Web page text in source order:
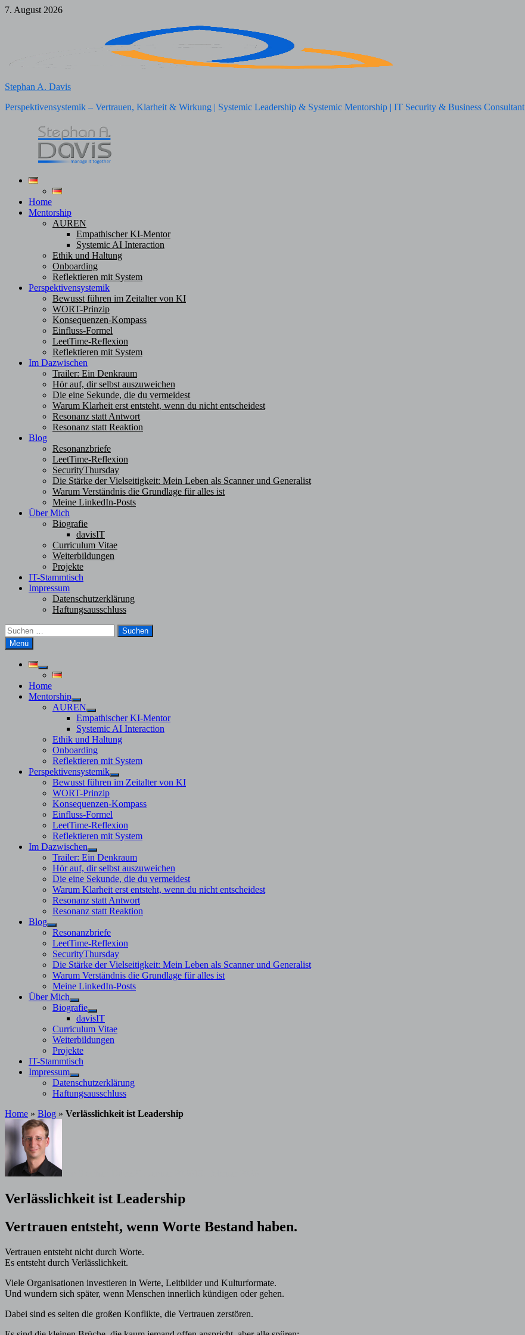
Zum
7. August 2026
Stephan A. Davis
Perspektivensystemik – Vertrauen, Klarheit & Wirkung | Systemic Leadership & Systemic Mentorship | IT Security & Business Consultant
Home
Mentorship
AUREN
Empathischer KI-Mentor
Systemic AI Interaction
Ethik und Haltung
Onboarding
Reflektieren mit System
Perspektivensystemik
Bewusst führen im Zeitalter von KI
WORT-Prinzip
Konsequenzen-Kompass
Einfluss-Formel
LeetTime-Reflexion
Reflektieren mit System
Im Dazwischen
Trailer: Ein Denkraum
Hör auf, dir selbst auszuweichen
Die eine Sekunde, die du vermeidest
Warum Klarheit erst entsteht, wenn du nicht entscheidest
Resonanz statt Antwort
Resonanz statt Reaktion
Blog
Resonanzbriefe
LeetTime-Reflexion
SecurityThursday
Die Stärke der Vielseitigkeit: Mein Leben als Scanner und Generalist
Warum Verständnis die Grundlage für alles ist
Meine LinkedIn-Posts
Über Mich
Biografie
davisIT
Curriculum Vitae
Weiterbildungen
Projekte
IT-Stammtisch
Impressum
Datenschutzerklärung
Haftungsausschluss
Suchen
nach:
Menü
Untermenü
anzeigen
Home
Mentorship
Untermenü
anzeigen
AUREN
Untermenü
anzeigen
Empathischer KI-Mentor
Systemic AI Interaction
Ethik und Haltung
Onboarding
Reflektieren mit System
Perspektivensystemik
Untermenü
anzeigen
Bewusst führen im Zeitalter von KI
WORT-Prinzip
Konsequenzen-Kompass
Einfluss-Formel
LeetTime-Reflexion
Reflektieren mit System
Im Dazwischen
Untermenü
anzeigen
Trailer: Ein Denkraum
Hör auf, dir selbst auszuweichen
Die eine Sekunde, die du vermeidest
Warum Klarheit erst entsteht, wenn du nicht entscheidest
Resonanz statt Antwort
Resonanz statt Reaktion
Blog
Untermenü
anzeigen
Resonanzbriefe
LeetTime-Reflexion
SecurityThursday
Die Stärke der Vielseitigkeit: Mein Leben als Scanner und Generalist
Warum Verständnis die Grundlage für alles ist
Meine LinkedIn-Posts
Über Mich
Untermenü
anzeigen
Biografie
Untermenü
anzeigen
davisIT
Curriculum Vitae
Weiterbildungen
Projekte
IT-Stammtisch
Impressum
Untermenü
anzeigen
Datenschutzerklärung
Haftungsausschluss
Home » Blog » Verlässlichkeit ist Leadership
Verlässlichkeit ist Leadership
Vertrauen entsteht, wenn Worte Bestand haben.
Vertrauen entsteht nicht durch Worte.
Es entsteht durch Verlässlichkeit.
Viele Organisationen investieren in Werte, Leitbilder und Kulturformate.
Und wundern sich später, wenn Menschen innerlich kündigen oder gehen.
Dabei sind es selten die großen Konflikte, die Vertrauen zerstören.